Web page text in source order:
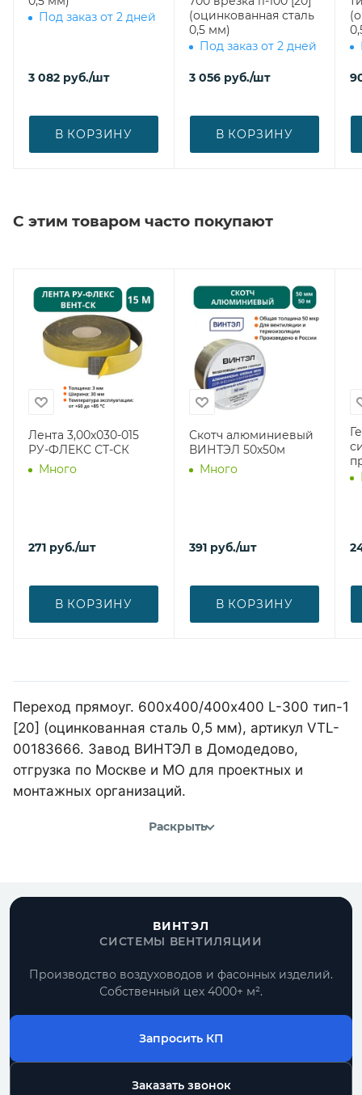
Под заказ от 2 дней
3 082 руб./шт
В КОРЗИНУ
(оцинкованная сталь
0,5 мм)
Под заказ от 2 дней
3 056 руб./шт
В КОРЗИНУ
С этим товаром часто покупают
Лента 3,00х030-015
РУ-ФЛЕКС СТ-СК
Много
271 руб./шт
В КОРЗИНУ
Скотч алюминиевый
ВИНТЭЛ 50х50м
Много
391 руб./шт
В КОРЗИНУ
Переход прямоуг. 600х400/400х400 L-300 тип-1
[20] (оцинкованная сталь 0,5 мм), артикул VTL-
00183666. Завод ВИНТЭЛ в Домодедово,
отгрузка по Москве и МО для проектных и
монтажных организаций.
Раскрыть
ВИНТЭЛ
СИСТЕМЫ ВЕНТИЛЯЦИИ
Производство воздуховодов и фасонных изделий.
Собственный цех 4000+ м².
Запросить КП
Заказать звонок